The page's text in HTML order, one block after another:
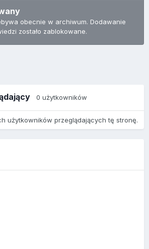
obecnie w archiwum. Dodawanie
zostało zablokowane.
0 użytkowników
użytkowników przeglądających tę stronę.